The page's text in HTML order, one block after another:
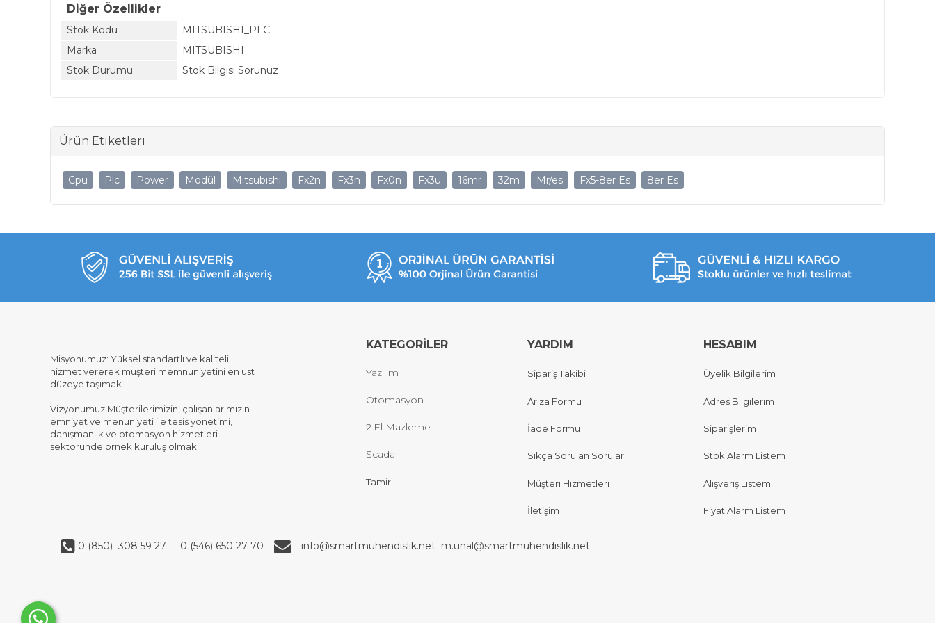
Diğer Özellikler
Stok Kodu
MITSUBISHI_PLC
Marka
MITSUBISHI
Stok Durumu
Stok Bilgisi Sorunuz
Ürün Etiketleri
Cpu Plc Power Modül Mıtsubıshı Fx2n Fx3n Fx0n Fx3u 16mr 32m Mr/es Fx5-8er Es 8er Es
Misyonumuz: Yüksel standartlı ve kaliteli
hizmet vererek müşteri memnuniyetini en üst
düzeye taşımak.
Vizyonumuz:Müşterilerimizin, çalışanlarımızın
emniyet ve menuniyeti ile tesis yönetimi,
danışmanlık ve otomasyon hizmetleri
sektöründe örnek kuruluş olmak.
KATEGORİLER
Yazılım
Otomasyon
2.El Mazleme
Scada
Tamir
YARDIM
Sipariş Takibi
Arıza Formu
İade Formu
Sıkça Sorulan Sorular
Müşteri Hizmetleri
İletişim
HESABIM
Üyelik Bilgilerim
Adres Bilgilerim
Siparişlerim
Stok Alarm Listem
Alışveriş Listem
Fiyat Alarm Listem
0 (850) 308 59 27 0 (546) 650 27 70 info@smartmuhendislik.net m.unal@smartmuhendislik.net